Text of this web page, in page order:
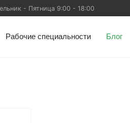
- Пятница 9:00 - 18:00
Рабочие специальности Блог